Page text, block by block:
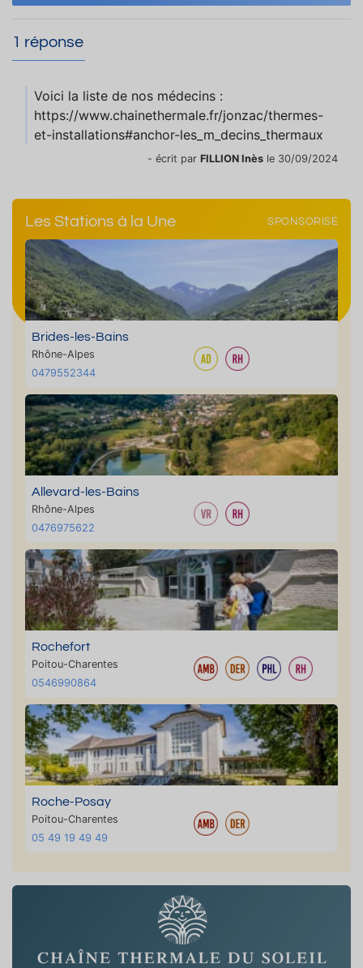
1 réponse
Voici la liste de nos médecins :
https://www.chainethermale.fr/jonzac/thermes-
et-installations#anchor-les_m_decins_thermaux
- écrit par FILLION Inès le 30/09/2024
Les Stations à la Une SPONSORISÉ
Brides-les-Bains
Rhône-Alpes
0479552344
Allevard-les-Bains
Rhône-Alpes
0476975622
Rochefort
Poitou-Charentes
0546990864
Roche-Posay
Poitou-Charentes
05 49 19 49 49